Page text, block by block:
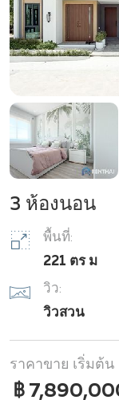
3 ห้องนอน
พื้นที่:
221 ตร ม
วิว:
วิวสวน
ราคาขาย เริ่มต้น
฿